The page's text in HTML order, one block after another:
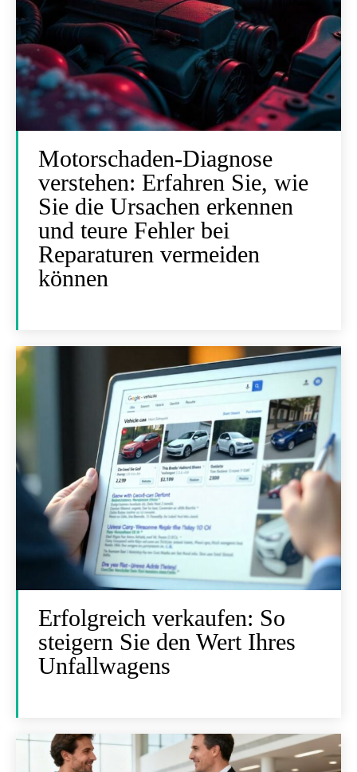
Motorschaden-Diagnose
verstehen: Erfahren Sie, wie
Sie die Ursachen erkennen
und teure Fehler bei
Reparaturen vermeiden
können
Erfolgreich verkaufen: So
steigern Sie den Wert Ihres
Unfallwagens